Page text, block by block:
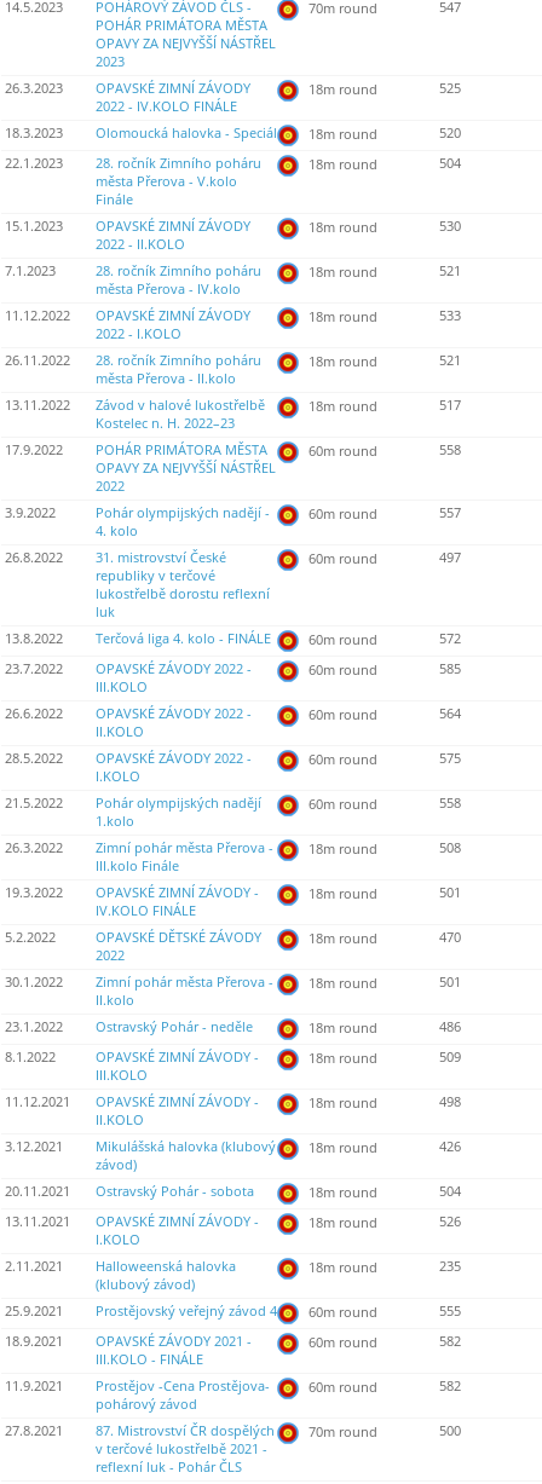
14.5.2023
POHÁROVÝ ZÁVOD ČLS -
POHÁR PRIMÁTORA MĚSTA
OPAVY ZA NEJVYŠŠÍ NÁSTŘEL
2023
70m round 547
26.3.2023
OPAVSKÉ ZIMNÍ ZÁVODY
2022 - IV.KOLO FINÁLE
18m round 525
18.3.2023 Olomoucká halovka - Speciál 18m round
520
22.1.2023
28. ročník Zimního poháru
města Přerova - V.kolo
Finále
18m round 504
15.1.2023
OPAVSKÉ ZIMNÍ ZÁVODY
2022 - II.KOLO
18m round 530
7.1.2023
28. ročník Zimního poháru
města Přerova - IV.kolo
18m round 521
11.12.2022
OPAVSKÉ ZIMNÍ ZÁVODY
2022 - I.KOLO
18m round 533
26.11.2022
28. ročník Zimního poháru
města Přerova - II.kolo
18m round 521
13.11.2022
Závod v halové lukostřelbě
Kostelec n. H. 2022–23
18m round 517
17.9.2022
POHÁR PRIMÁTORA MĚSTA
OPAVY ZA NEJVYŠŠÍ NÁSTŘEL
2022
60m round 558
3.9.2022
Pohár olympijských nadějí -
4. kolo
60m round 557
26.8.2022
31. mistrovství České
republiky v terčové
lukostřelbě dorostu reflexní
luk
60m round 497
13.8.2022 Terčová liga 4. kolo - FINÁLE 60m round
572
23.7.2022
OPAVSKÉ ZÁVODY 2022 -
III.KOLO
60m round 585
26.6.2022
OPAVSKÉ ZÁVODY 2022 -
II.KOLO
60m round 564
28.5.2022
OPAVSKÉ ZÁVODY 2022 -
I.KOLO
60m round 575
21.5.2022
Pohár olympijských nadějí
1.kolo
60m round 558
26.3.2022
Zimní pohár města Přerova -
III.kolo Finále
18m round 508
19.3.2022
OPAVSKÉ ZIMNÍ ZÁVODY -
IV.KOLO FINÁLE
18m round 501
5.2.2022
OPAVSKÉ DĚTSKÉ ZÁVODY
2022
18m round 470
30.1.2022
Zimní pohár města Přerova -
II.kolo
18m round 501
23.1.2022 Ostravský Pohár - neděle 18m round
486
8.1.2022
OPAVSKÉ ZIMNÍ ZÁVODY -
III.KOLO
18m round 509
11.12.2021
OPAVSKÉ ZIMNÍ ZÁVODY -
II.KOLO
18m round 498
3.12.2021
Mikulášská halovka (klubový
závod)
18m round 426
20.11.2021 Ostravský Pohár - sobota 18m round
504
13.11.2021
OPAVSKÉ ZIMNÍ ZÁVODY -
I.KOLO
18m round 526
2.11.2021
Halloweenská halovka
(klubový závod)
18m round 235
25.9.2021 Prostějovský veřejný závod 4 60m round
555
18.9.2021
OPAVSKÉ ZÁVODY 2021 -
III.KOLO - FINÁLE
60m round 582
11.9.2021
Prostějov -Cena Prostějova-
pohárový závod
60m round 582
27.8.2021
87. Mistrovství ČR dospělých
v terčové lukostřelbě 2021 -
reflexní luk - Pohár ČLS
70m round 500